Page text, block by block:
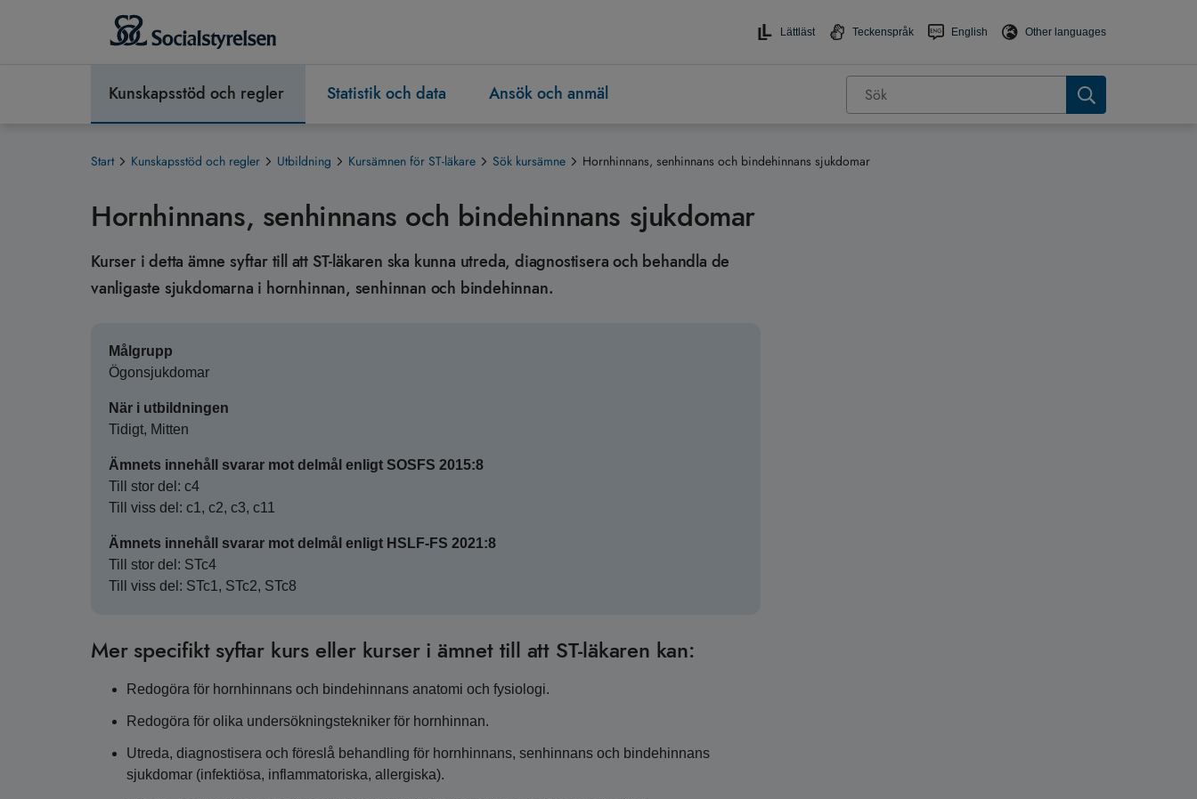
Lättläst Teckenspråk English Other languages
Kunskapsstöd och regler Statistik och data Ansök och anmäl
Start Kunskapsstöd och regler Utbildning Kursämnen för ST-läkare Sök kursämne Hornhinnans, senhinnans och bindehinnans sjukdomar
Hornhinnans, senhinnans och bindehinnans sjukdomar
Kurser i detta ämne syftar till att ST-läkaren ska kunna utreda, diagnostisera och behandla de
vanligaste sjukdomarna i hornhinnan, senhinnan och bindehinnan.
Målgrupp
Ögonsjukdomar
När i utbildningen
Tidigt, Mitten
Ämnets innehåll svarar mot delmål enligt SOSFS 2015:8
Till stor del: c4
Till viss del: c1, c2, c3, c11
Ämnets innehåll svarar mot delmål enligt HSLF-FS 2021:8
Till stor del: STc4
Till viss del: STc1, STc2, STc8
Mer specifikt syftar kurs eller kurser i ämnet till att ST-läkaren kan:
Redogöra för hornhinnans och bindehinnans anatomi och fysiologi.
Redogöra för olika undersökningstekniker för hornhinnan.
Utreda, diagnostisera och föreslå behandling för hornhinnans, senhinnans och bindehinnans
sjukdomar (infektiösa, inflammatoriska, allergiska).